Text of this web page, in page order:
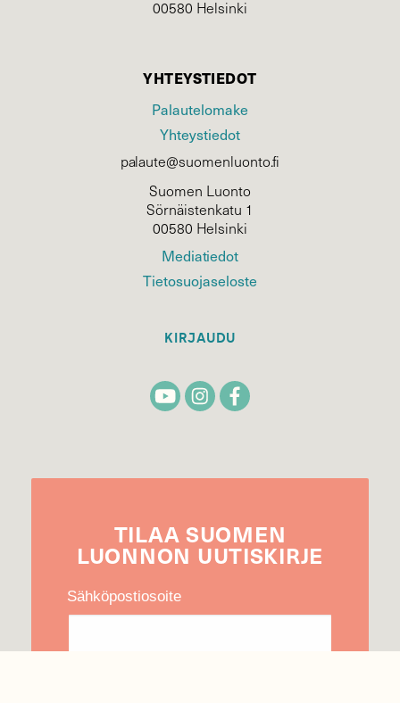
00580 Helsinki
YHTEYSTIEDOT
Palautelomake
Yhteystiedot
palaute@suomenluonto.fi
Suomen Luonto
Sörnäistenkatu 1
00580 Helsinki
Mediatiedot
Tietosuojaseloste
KIRJAUDU
TILAA SUOMEN
LUONNON UUTIS­KIRJE
Sähköpostiosoite